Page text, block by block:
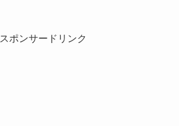
スポンサードリンク